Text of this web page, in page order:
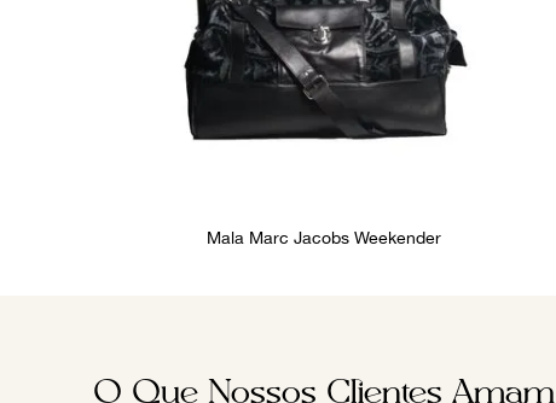
Mala Marc Jacobs Weekender
O Que Nossos Clientes Amam